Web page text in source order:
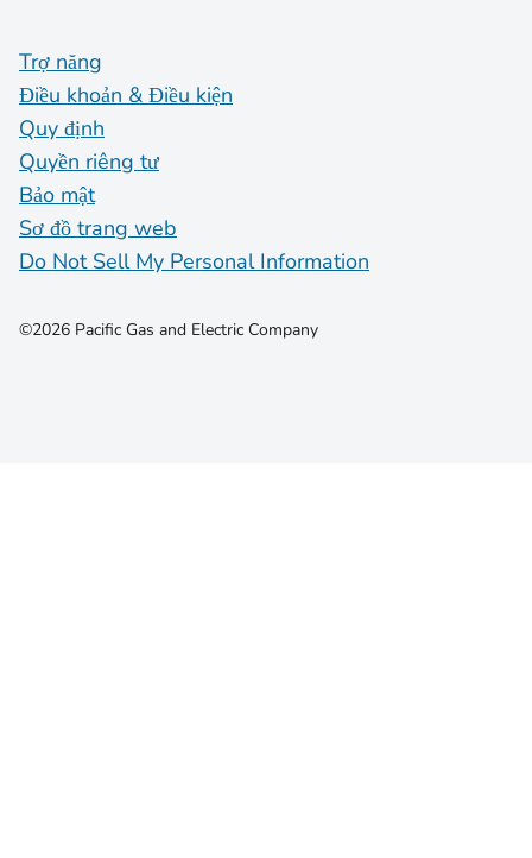
Trợ năng
Điều khoản & Điều kiện
Quy định
Quyền riêng tư
Bảo mật
Sơ đồ trang web
Do Not Sell My Personal Information
©2026 Pacific Gas and Electric Company